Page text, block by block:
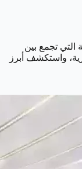
التي تجمع بين
واستكشف أبرز